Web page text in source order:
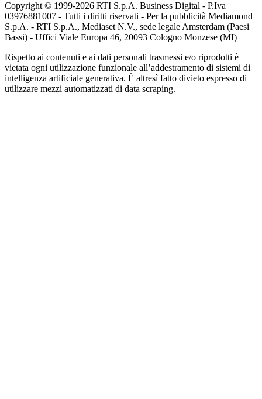
Copyright © 1999-2026 RTI S.p.A. Business Digital - P.Iva
03976881007 - Tutti i diritti riservati - Per la pubblicità Mediamond
S.p.A. - RTI S.p.A., Mediaset N.V., sede legale Amsterdam (Paesi
Bassi) - Uffici Viale Europa 46, 20093 Cologno Monzese (MI)
Rispetto ai contenuti e ai dati personali trasmessi e/o riprodotti è
vietata ogni utilizzazione funzionale all’addestramento di sistemi di
intelligenza artificiale generativa. È altresì fatto divieto espresso di
utilizzare mezzi automatizzati di data scraping.